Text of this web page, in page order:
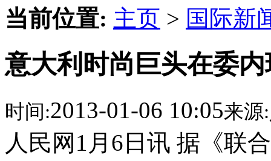
当前位置: 主页 > 国际新
意大利时尚巨头在委
时间:2013-01-06 10:05来源:
人民网1月6日讯 据《联